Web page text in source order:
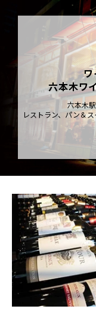
六本木ワ
六本木
レストラン、パン＆